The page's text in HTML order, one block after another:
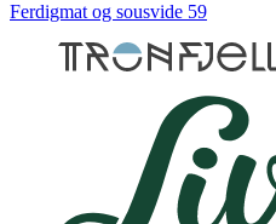
Ferdigmat og sousvide 59